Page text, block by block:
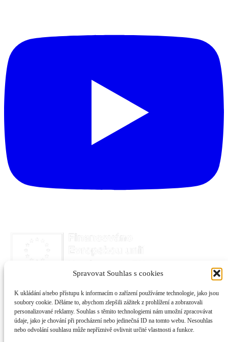
Spravovat Souhlas s cookies
K ukládání a/nebo přístupu k informacím o zařízení používáme technologie, jako jsou
soubory cookie. Děláme to, abychom zlepšili zážitek z prohlížení a zobrazovali
personalizované reklamy. Souhlas s těmito technologiemi nám umožní zpracovávat
údaje, jako je chování při procházení nebo jedinečná ID na tomto webu. Nesouhlas
nebo odvolání souhlasu může nepříznivě ovlivnit určité vlastnosti a funkce.